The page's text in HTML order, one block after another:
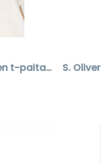
Naisten valkoinen t-paita Dreamy helmikirjailulla
S. Oliver